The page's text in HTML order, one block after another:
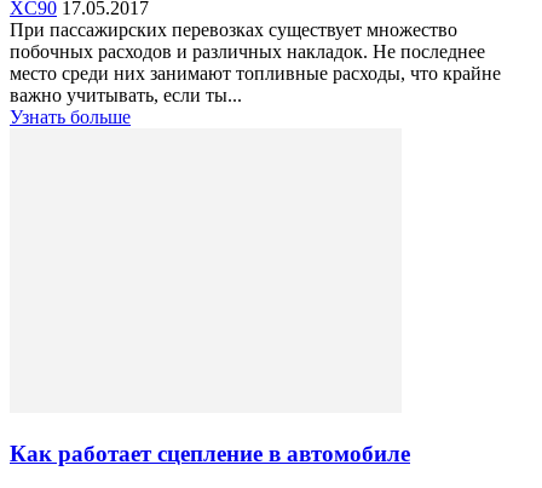
XC90 17.05.2017
При пассажирских перевозках существует множество
побочных расходов и различных накладок. Не последнее
место среди них занимают топливные расходы, что крайне
важно учитывать, если ты...
Узнать больше
Как работает сцепление в автомобиле